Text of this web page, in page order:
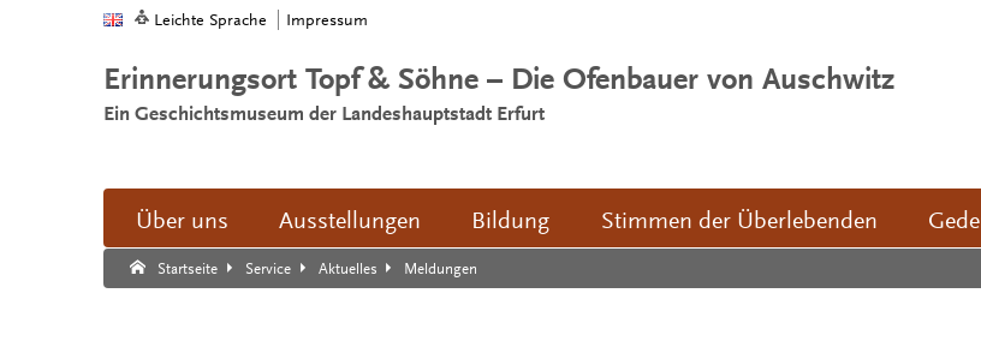
Leichte Sprache Impressum
Erinnerungsort Topf & Söhne – Die Ofenbauer von Auschwitz
Ein Geschichtsmuseum der Landeshauptstadt Erfurt
Über uns Ausstellungen Bildung Stimmen der Überlebenden
Startseite Service Aktuelles Meldungen
Suche:
Suche Ende.